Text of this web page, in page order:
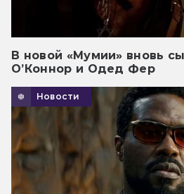
В новой «Мумии» вновь
О’Коннор и Одед Фер
Новости